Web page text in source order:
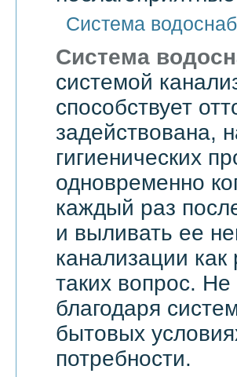
Система
Система
системой
способствует
задействована,
гигиенических
одновременно
каждый раз
и выливать ее
канализации как
таких вопрос.
благодаря
бытовых
потребности.